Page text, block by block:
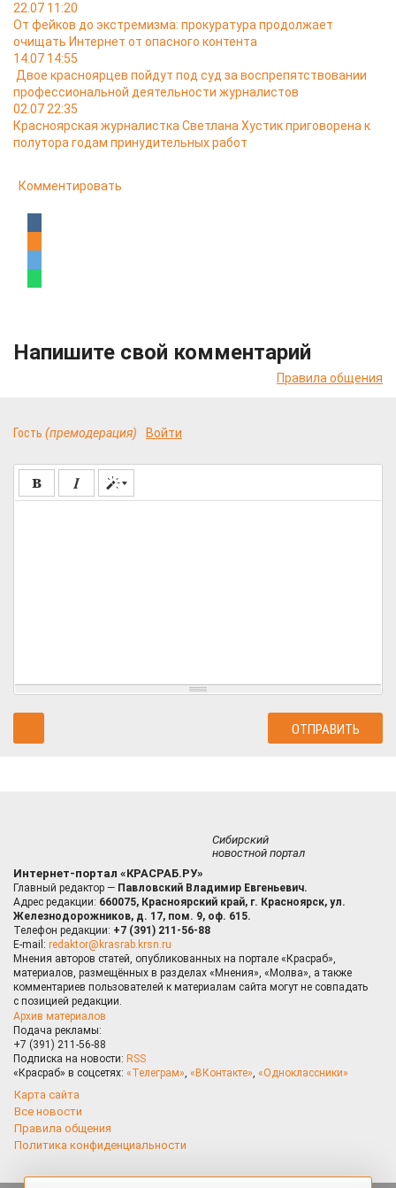
22.07 11:20
От фейков до экстремизма: прокуратура продолжает
очищать Интернет от опасного контента
14.07 14:55
Двое красноярцев пойдут под суд за воспрепятствовании
профессиональной деятельности журналистов
02.07 22:35
Красноярская журналистка Светлана Хустик приговорена к
полутора годам принудительных работ
Комментировать
Напишите свой комментарий
Правила общения
Гость (премодерация) Войти
Сибирский
новостной портал
Интернет-портал «КРАСРАБ.РУ»
Главный редактор — Павловский Владимир Евгеньевич.
Адрес редакции: 660075, Красноярский край, г. Красноярск, ул.
Железнодорожников, д. 17, пом. 9, оф. 615.
Телефон редакции: +7 (391) 211-56-88
E-mail: redaktor@krasrab.krsn.ru
Мнения авторов статей, опубликованных на портале «Красраб»,
материалов, размещённых в разделах «Мнения», «Молва», а также
комментариев пользователей к материалам сайта могут не совпадать
с позицией редакции.
Архив материалов
Подача рекламы:
+7 (391) 211-56-88
Подписка на новости: RSS
«Красраб» в соцсетях: «Телеграм», «ВКонтакте», «Одноклассники»
Карта сайта
Все новости
Правила общения
Политика конфиденциальности